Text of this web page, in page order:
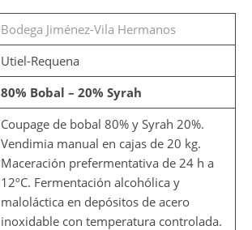
Bodega Jiménez-Vila Hermanos
Utiel-Requena
80% Bobal – 20% Syrah
Coupage de bobal 80% y Syrah 20%.
Vendimia manual en cajas de 20 kg.
Maceración prefermentativa de 24 h a
12ºC. Fermentación alcohólica y
maloláctica en depósitos de acero
inoxidable con temperatura controlada.